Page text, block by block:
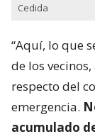
Cedida
“Aquí, lo que
de los
respecto del
emergencia.
acumulado